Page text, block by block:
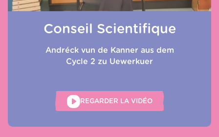
Conseil Scientifique
Andréck vun de Kanner aus dem
Cycle 2 zu Uewerkuer
REGARDER LA VIDÉO